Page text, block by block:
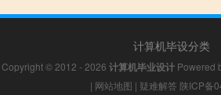
计算机毕设分类
Copyright © 2012 - 2026 计算机毕业设计Powered
| 网站地图 | 疑难解答 陕ICP备